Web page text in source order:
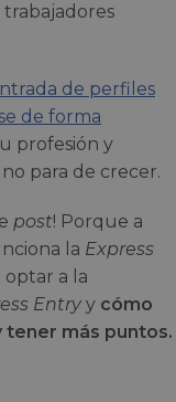
trabajadores
de perfiles
de forma
profesión y
para de crecer.
post! Porque a
la Express
optar a la
Entry y cómo
más puntos.